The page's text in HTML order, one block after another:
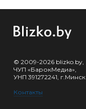
© 2009-2026 blizko.by,
ЧУП «БарокМедиа»,
УНП 391272241, г.Минск
Контакты